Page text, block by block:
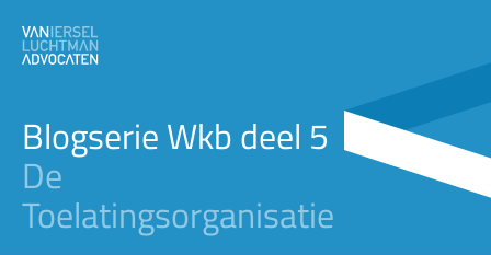
Blogserie Wkb deel 5
De
Toelatingsorganisatie